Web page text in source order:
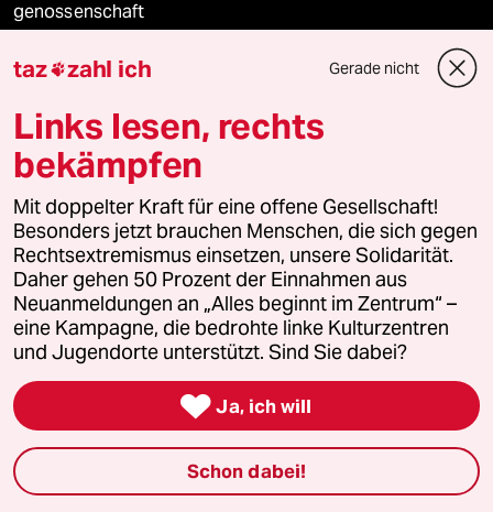
genossenschaft
taz zahl ich
recherchefonds ausland
panterstiftung
panterpreis 2026
Podcast
bundestalk
fernverbindung
klima update°
taz zahl ich Gerade nicht
Links lesen, rechts
bekämpfen
Mit doppelter Kraft für eine offene Gesellschaft!
Besonders jetzt brauchen Menschen, die sich gegen
Rechtsextremismus einsetzen, unsere Solidarität.
Daher gehen 50 Prozent der Einnahmen aus
Neuanmeldungen an „Alles beginnt im Zentrum“ –
eine Kampagne, die bedrohte linke Kulturzentren
und Jugendorte unterstützt. Sind Sie dabei?
 Ja, ich will
Schon dabei!